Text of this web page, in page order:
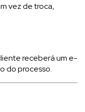
vez de troca,
receberá um e-
do processo.